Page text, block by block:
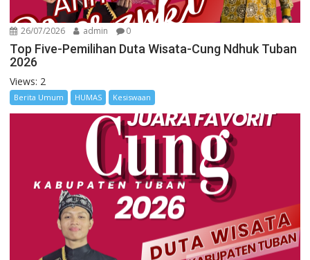
26/07/2026 admin 0
Top Five-Pemilihan Duta Wisata-Cung Ndhuk Tuban
2026
Views: 2
Berita Umum HUMAS Kesiswaan